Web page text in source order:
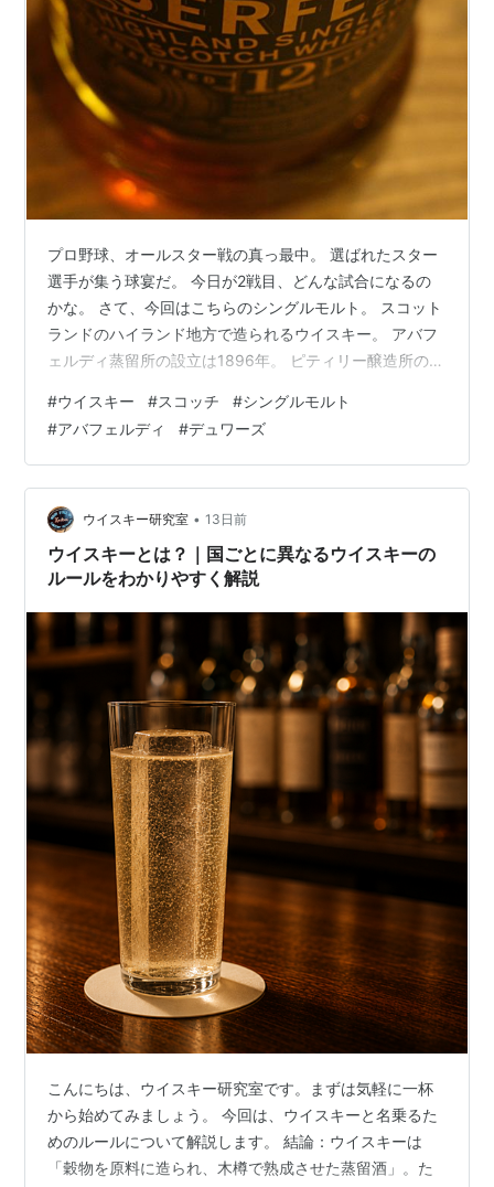
プロ野球、オールスター戦の真っ最中。 選ばれたスター
選手が集う球宴だ。 今日が2戦目、どんな試合になるの
かな。 さて、今回はこちらのシングルモルト。 スコット
ランドのハイランド地方で造られるウイスキー。 アバフ
ェルディ蒸留所の設立は1896年。 ピティリー醸造所の跡
られ、元々はそのモルト原酒を確保するために建てられ
たと言われる。 今回の一本は定番の12年ヴィンテージ。
アルコール度数は40%。 さて、その味わいは？ 果実系
（ぶどう？柑橘？）の穏やかな香り。 その後ろに穀物＆
モルト香。 滑らかでしっとりした飲み口。 落ち着いてバ
ランスの良いボデ…
#ウイスキー #スコッチ #シングルモルト
#アバフェルディ #デュワーズ
ウイスキー研究室 • 13日前
ウイスキーとは？｜国ごとに異なるウイスキーの
ルールをわかりやすく解説
こんにちは、ウイスキー研究室です。まずは気軽に一杯
から始めてみましょう。 今回は、ウイスキーと名乗るた
めのルールについて解説します。 結論：ウイスキーは
「穀物を原料に造られ、木樽で熟成させた蒸留酒」。た